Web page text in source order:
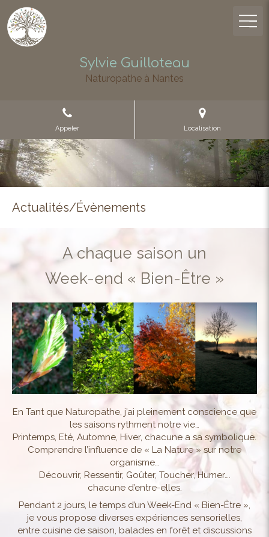
Sylvie Guilloteau
Naturopathe à Nantes
Appeler Localisation
Actualités/Évènements
A chaque saison un
Week-end « Bien-Être »
En Tant que Naturopathe, j’ai pleinement conscience que
les saisons rythment notre vie…
Printemps, Eté, Automne, Hiver, chacune a sa symbolique.
Comprendre l’influence de « La Nature » sur notre
organisme…
Découvrir, Ressentir, Goûter, Toucher, Humer….
chacune d’entre-elles.
Pendant 2 jours, le temps d’un Week-End « Bien-Être »,
je vous propose diverses expériences sensorielles,
entre cuisine de saison, balades en forêt et discussions